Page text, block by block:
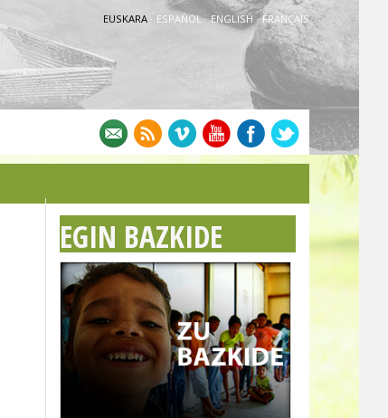
EUSKARA · ESPAÑOL· ENGLISH · FRANÇAIS
EGIN BAZKIDE